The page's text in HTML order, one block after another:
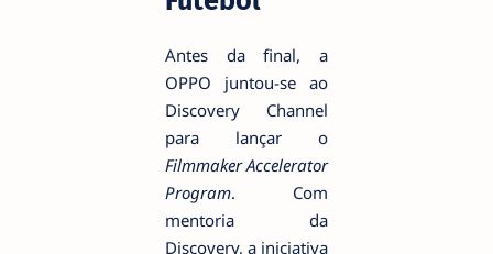
Antes da final, a
OPPO juntou-se ao
Discovery Channel
para lançar o
Filmmaker Accelerator
Program.
Com
mentoria da
Discovery, a iniciativa